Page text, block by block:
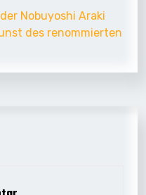
Nobuyoshi Araki
des renommierten